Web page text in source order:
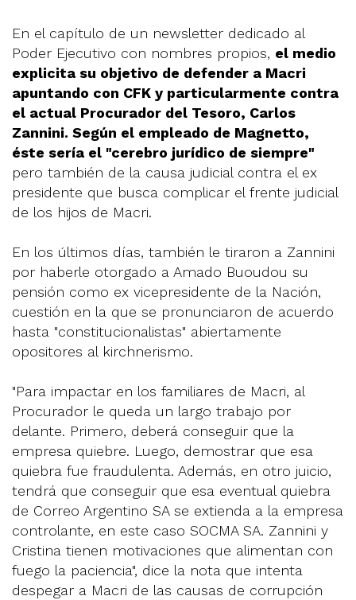
En el capítulo de un newsletter dedicado al
Poder Ejecutivo con nombres propios, el medio
explicita su objetivo de defender a Macri
apuntando con CFK y particularmente contra
el actual Procurador del Tesoro, Carlos
Zannini. Según el empleado de Magnetto,
éste sería el "cerebro jurídico de siempre"
pero también de la causa judicial contra el ex
presidente que busca complicar el frente judicial
de los hijos de Macri.
En los últimos días, también le tiraron a Zannini
por haberle otorgado a Amado Buoudou su
pensión como ex vicepresidente de la Nación,
cuestión en la que se pronunciaron de acuerdo
hasta "constitucionalistas" abiertamente
opositores al kirchnerismo.
"Para impactar en los familiares de Macri, al
Procurador le queda un largo trabajo por
delante. Primero, deberá conseguir que la
empresa quiebre. Luego, demostrar que esa
quiebra fue fraudulenta. Además, en otro juicio,
tendrá que conseguir que esa eventual quiebra
de Correo Argentino SA se extienda a la empresa
controlante, en este caso SOCMA SA. Zannini y
Cristina tienen motivaciones que alimentan con
fuego la paciencia", dice la nota que intenta
despegar a Macri de las causas de corrupción